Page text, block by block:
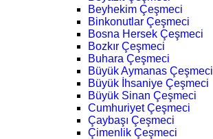
Beyhekim Çeşmeci
Binkonutlar Çeşmeci
Bosna Hersek Çeşmeci
Bozkır Çeşmeci
Buhara Çeşmeci
Büyük Aymanas Çeşmeci
Büyük İhsaniye Çeşmeci
Büyük Sinan Çeşmeci
Cumhuriyet Çeşmeci
Çaybaşı Çeşmeci
Çimenlik Çeşmeci